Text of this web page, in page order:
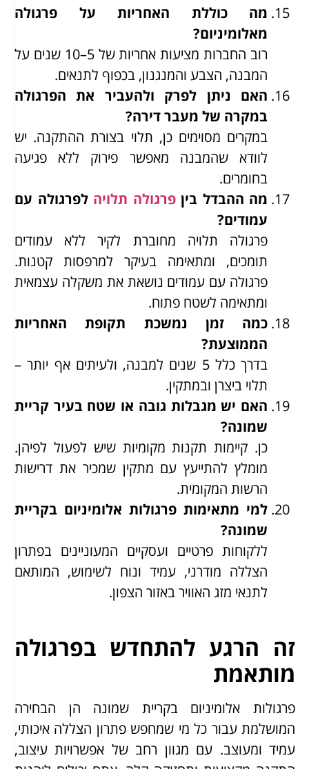
מה כוללת האחריות על פרגולה
מאלומיניום?
רוב החברות מציעות אחריות של 5–10 שנים על
המבנה, הצבע והמנגנון, בכפוף לתנאים.
האם ניתן לפרק ולהעביר את הפרגולה
במקרה של מעבר דירה?
במקרים מסוימים כן, תלוי בצורת ההתקנה. יש
לוודא שהמבנה מאפשר פירוק ללא פגיעה
בחומרים.
מה ההבדל ביןפרגולה תלויה לפרגולה עם
עמודים?
פרגולה תלויה מחוברת לקיר ללא עמודים
תומכים, ומתאימה בעיקר למרפסות קטנות.
פרגולה עם עמודים נושאת את משקלה עצמאית
ומתאימה לשטח פתוח.
כמה זמן נמשכת תקופת האחריות
הממוצעת?
בדרך כלל 5 שנים למבנה, ולעיתים אף יותר –
תלוי ביצרן ובמתקין.
האם יש מגבלות גובה או שטח בעיר קריית
שמונה?
כן. קיימות תקנות מקומיות שיש לפעול לפיהן.
מומלץ להתייעץ עם מתקין שמכיר את דרישות
הרשות המקומית.
למי מתאימות פרגולות אלומיניום בקריית
שמונה?
ללקוחות פרטיים ועסקיים המעוניינים בפתרון
הצללה מודרני, עמיד ונוח לשימוש, המותאם
לתנאי מזג האוויר באזור הצפון.
זה הרגע להתחדש בפרגולה
מותאמת
פרגולות אלומיניום בקריית שמונה הן הבחירה
המושלמת עבור כל מי שמחפש פתרון הצללה איכותי,
עמיד ומעוצב. עם מגוון רחב של אפשרויות עיצוב,